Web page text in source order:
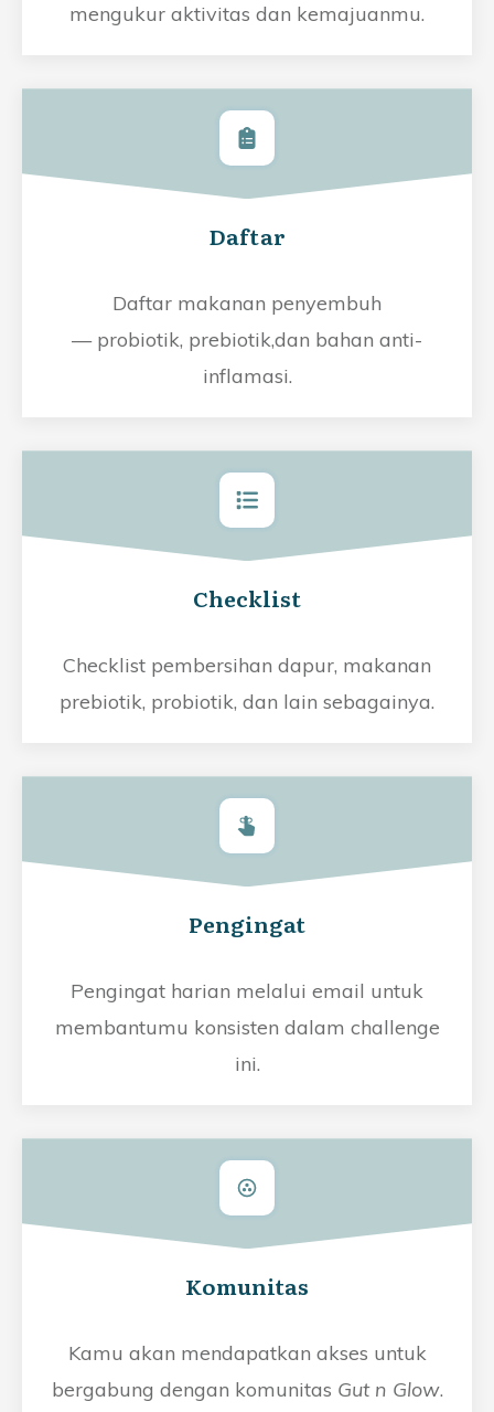
mengukur aktivitas dan kemajuanmu.
Daftar
Daftar makanan penyembuh
— probiotik, prebiotik,dan bahan anti-
inflamasi.
Checklist
Checklist pembersihan dapur, makanan
prebiotik, probiotik, dan lain sebagainya.
Pengingat
Pengingat harian melalui email untuk
membantumu konsisten dalam challenge
ini.
Komunitas
Kamu akan mendapatkan akses untuk
bergabung dengan komunitas Gut n Glow.